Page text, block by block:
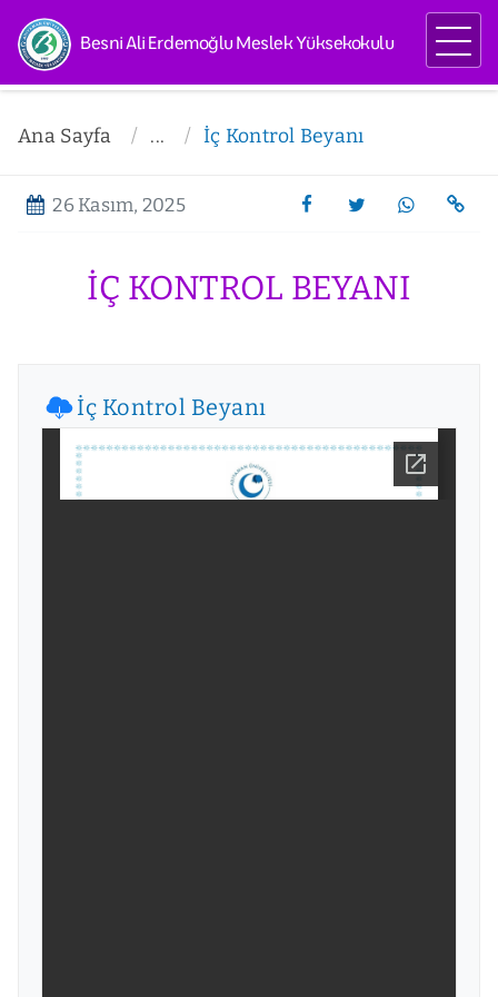
Besni Ali Erdemoğlu Meslek Yüksekokulu
Ana Sayfa ... İç Kontrol Beyanı
26 Kasım, 2025
İÇ KONTROL BEYANI
İç Kontrol Beyanı